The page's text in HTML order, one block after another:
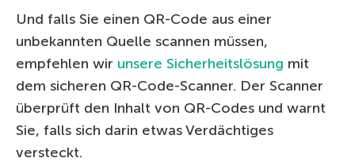
Und falls Sie einen QR-Code aus einer
unbekannten Quelle scannen müssen,
empfehlen wir unsere Sicherheitslösung mit
dem sicheren QR-Code-Scanner. Der Scanner
überprüft den Inhalt von QR-Codes und warnt
Sie, falls sich darin etwas Verdächtiges
versteckt.